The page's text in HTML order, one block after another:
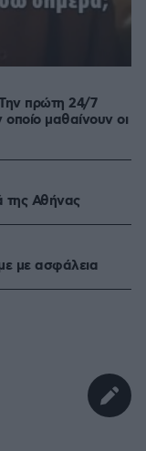
πρώτη 24/7
μαθαίνουν οι
της Αθήνας
με ασφάλεια